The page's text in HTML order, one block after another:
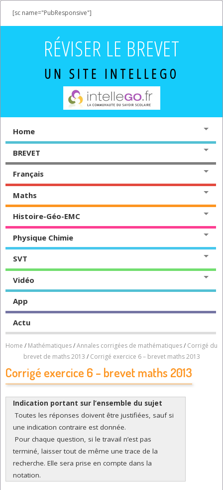
[sc name="PubResponsive"]
RÉVISER LE BREVET
UN SITE INTELLEGO
Home
BREVET
Français
Maths
Histoire-Géo-EMC
Physique Chimie
SVT
Vidéo
App
Actu
Home / Mathématiques/Annales corrigées de mathématiques/ Corrigé du
brevet de maths 2013 / Corrigé exercice 6 – brevet maths 2013
Corrigé exercice 6 – brevet maths 2013
Indication portant sur l’ensemble du sujet
Toutes les réponses doivent être justifiées, sauf si
une indication contraire est donnée.
terminé, laisser tout de même une trace de la
recherche. Elle sera prise en compte dans la
notation.